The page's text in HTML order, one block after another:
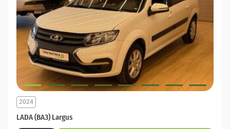
LADA (ВАЗ) Largus
2024